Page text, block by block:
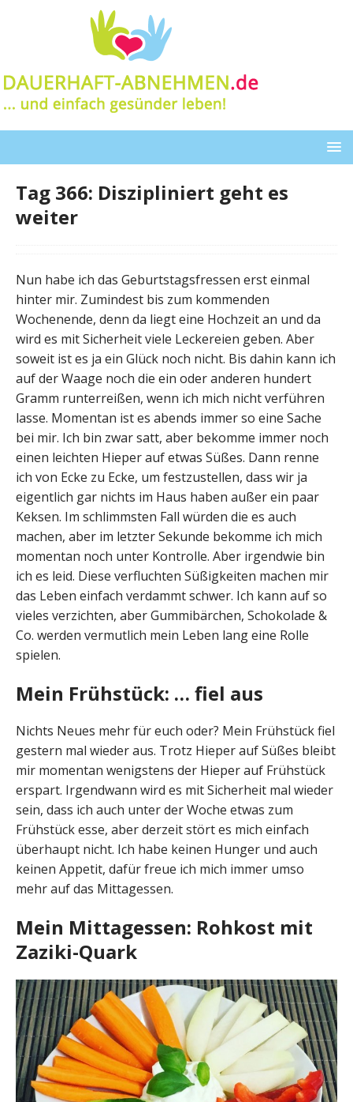
Tag 366: Diszipliniert geht es
weiter
Nun habe ich das Geburtstagsfressen erst einmal
hinter mir. Zumindest bis zum kommenden
Wochenende, denn da liegt eine Hochzeit an und da
wird es mit Sicherheit viele Leckereien geben. Aber
soweit ist es ja ein Glück noch nicht. Bis dahin kann ich
auf der Waage noch die ein oder anderen hundert
Gramm runterreißen, wenn ich mich nicht verführen
lasse. Momentan ist es abends immer so eine Sache
bei mir. Ich bin zwar satt, aber bekomme immer noch
einen leichten Hieper auf etwas Süßes. Dann renne
ich von Ecke zu Ecke, um festzustellen, dass wir ja
eigentlich gar nichts im Haus haben außer ein paar
Keksen. Im schlimmsten Fall würden die es auch
machen, aber im letzter Sekunde bekomme ich mich
momentan noch unter Kontrolle. Aber irgendwie bin
ich es leid. Diese verfluchten Süßigkeiten machen mir
das Leben einfach verdammt schwer. Ich kann auf so
vieles verzichten, aber Gummibärchen, Schokolade &
Co. werden vermutlich mein Leben lang eine Rolle
spielen.
Mein Frühstück: … fiel aus
Nichts Neues mehr für euch oder? Mein Frühstück fiel
gestern mal wieder aus. Trotz Hieper auf Süßes bleibt
mir momentan wenigstens der Hieper auf Frühstück
erspart. Irgendwann wird es mit Sicherheit mal wieder
sein, dass ich auch unter der Woche etwas zum
Frühstück esse, aber derzeit stört es mich einfach
überhaupt nicht. Ich habe keinen Hunger und auch
keinen Appetit, dafür freue ich mich immer umso
mehr auf das Mittagessen.
Mein Mittagessen: Rohkost mit
Zaziki-Quark